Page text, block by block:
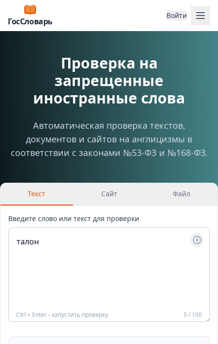
ГосСловарь
Войти
Проверка на
запрещенные
иностранные слова
Автоматическая проверка текстов,
документов и сайтов на англицизмы в
соответствии с законами №53-ФЗ и №168-ФЗ.
Текст Сайт Файл
Введите слово или текст для проверки
Ctrl + Enter - запустить проверку 5 / 100